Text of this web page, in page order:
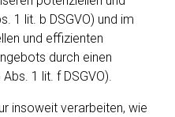
1 lit. b DSGVO) und im
und effizienten
durch einen
1 lit. f DSGVO).
insoweit verarbeiten, wie